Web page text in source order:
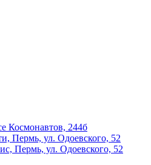
Космонавтов, 244б
Пермь, ул. Одоевского, 52
Пермь, ул. Одоевского, 52